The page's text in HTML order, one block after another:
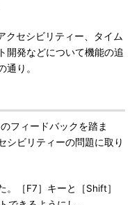
セシビリティー、タイム
開発などについて機能の追
通り。
フィードバックを踏ま
シビリティーの問題に取り
［F7］キーと［Shift］